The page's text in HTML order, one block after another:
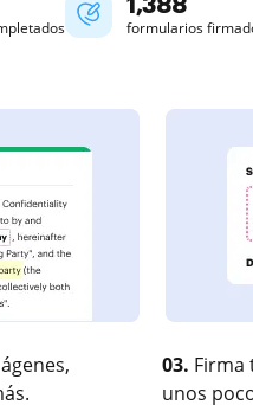
1,388
formularios
03. Firma
unos